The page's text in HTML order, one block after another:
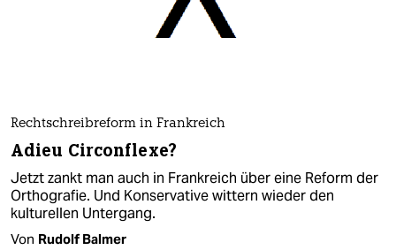
Rechtschreibreform in Frankreich
Adieu Circonflexe?
Jetzt zankt man auch in Frankreich über eine Reform der
Orthografie. Und Konservative wittern wieder den
kulturellen Untergang.
Von Rudolf Balmer